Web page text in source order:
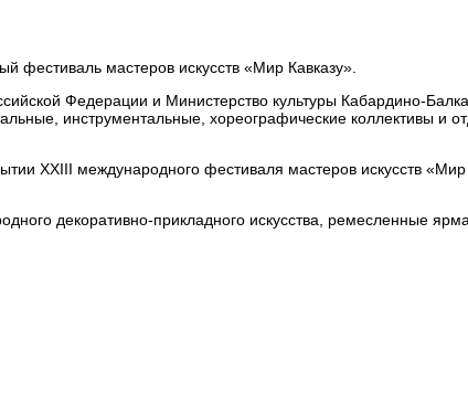
фестиваль мастеров искусств «Мир Кавказу».
Федерации и Министерство культуры Кабардино-
инструментальные, хореографические коллективы и
ХХIII международного фестиваля мастеров искусств «Мир
декоративно-прикладного искусства, ремесленные